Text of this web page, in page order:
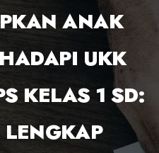
ANAK
UKK
KELAS 1 SD: